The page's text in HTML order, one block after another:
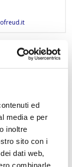
ed
media e per
inoltre
sito con i
dati web,
combinarle